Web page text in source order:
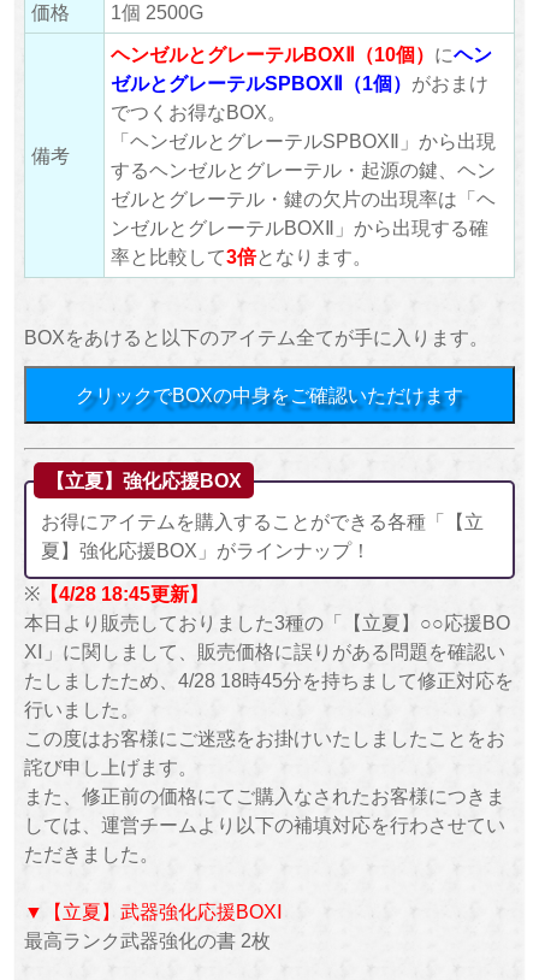
価格 1個 2500G
備考
ヘンゼルとグレーテルBOXⅡ（10個） にヘン
ゼルとグレーテルSPBOXⅡ（1個） がおまけ
でつくお得なBOX。
「ヘンゼルとグレーテルSPBOXⅡ」から出現
するヘンゼルとグレーテル・起源の鍵、ヘン
ゼルとグレーテル・鍵の欠片の出現率は「ヘ
ンゼルとグレーテルBOXⅡ」から出現する確
率と比較して3倍となります。
BOXをあけると以下のアイテム全てが手に入ります。
クリックでBOXの中身をご確認いただけます
【立夏】強化応援BOX
お得にアイテムを購入することができる各種「【立
夏】強化応援BOX」がラインナップ！
※【4/28 18:45更新】
本日より販売しておりました3種の「【立夏】○○応援BO
XⅠ」に関しまして、販売価格に誤りがある問題を確認い
たしましたため、4/28 18時45分を持ちまして修正対応を
行いました。
この度はお客様にご迷惑をお掛けいたしましたことをお
詫び申し上げます。
また、修正前の価格にてご購入なされたお客様につきま
しては、運営チームより以下の補填対応を行わさせてい
ただきました。
▼【立夏】武器強化応援BOXⅠ
最高ランク武器強化の書 2枚